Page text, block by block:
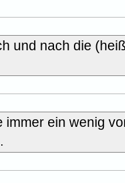
und nach die
ein wenig